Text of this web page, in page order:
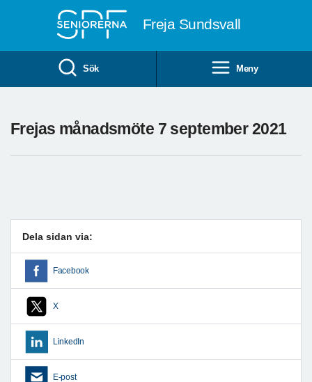
Freja Sundsvall
Sök Meny
Frejas månadsmöte 7 september 2021
Dela sidan via:
Facebook
X
LinkedIn
E-post